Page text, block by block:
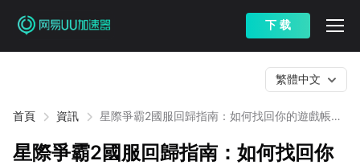
下 载
首頁 資訊
星際爭霸2國服回歸指南：如何找回你的遊戲帳
繁體中文
星際爭霸2國服回歸指南：如何找回你